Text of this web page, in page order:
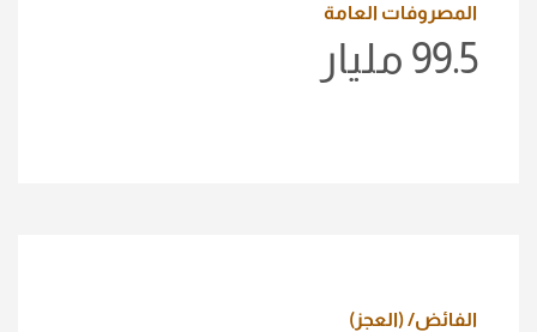
المصروفات العامة
99.5 مليار
الفائض/ (العجز)